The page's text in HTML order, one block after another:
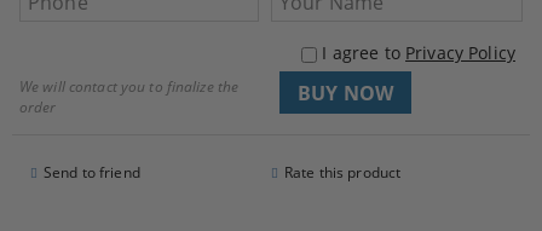
I agree to Privacy Policy
We will contact you to finalize the
order
Send to friend Rate this product